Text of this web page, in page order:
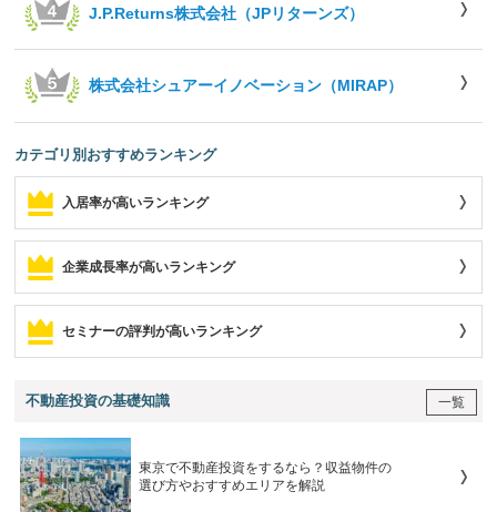
J.P.Returns株式会社（JPリターンズ）
株式会社シュアーイノベーション（MIRAP）
カテゴリ別おすすめランキング
入居率が高いランキング
企業成長率が高いランキング
セミナーの評判が高いランキング
不動産投資の基礎知識 一覧
東京で不動産投資をするなら？収益物件の
選び方やおすすめエリアを解説